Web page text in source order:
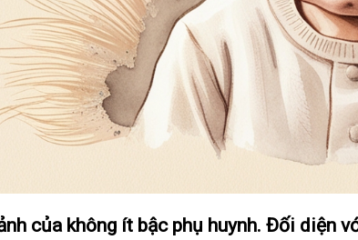
của không ít bậc phụ huynh. Đối diện